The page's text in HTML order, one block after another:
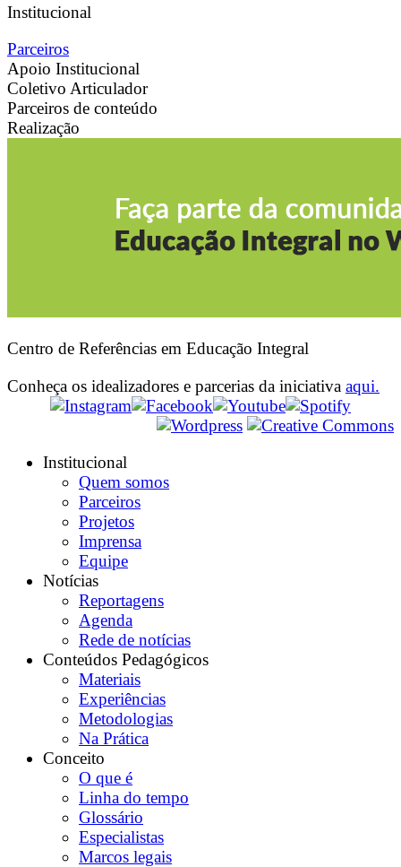
Institucional
Parceiros
Apoio Institucional
Coletivo Articulador
Parceiros de conteúdo
Realização
Centro de Referências em Educação Integral
Conheça os idealizadores e parcerias da iniciativa aqui.
Institucional
Quem somos
Parceiros
Projetos
Imprensa
Equipe
Notícias
Reportagens
Agenda
Rede de notícias
Conteúdos Pedagógicos
Materiais
Experiências
Metodologias
Na Prática
Conceito
O que é
Linha do tempo
Glossário
Especialistas
Marcos legais